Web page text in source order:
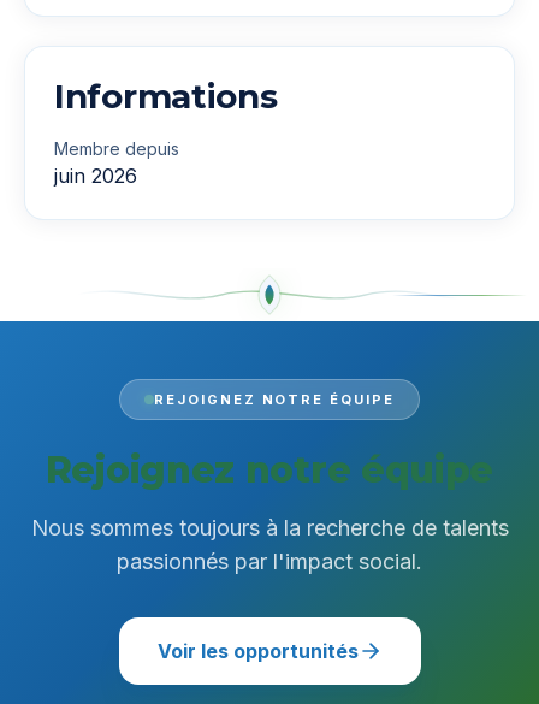
Informations
Membre depuis
juin 2026
REJOIGNEZ NOTRE ÉQUIPE
Rejoignez notre équipe
Nous sommes toujours à la recherche de talents
passionnés par l'impact social.
Voir les opportunités